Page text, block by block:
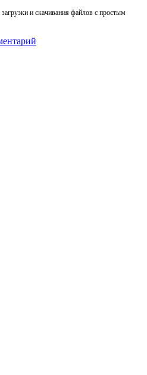
и скачивания файлов с простым